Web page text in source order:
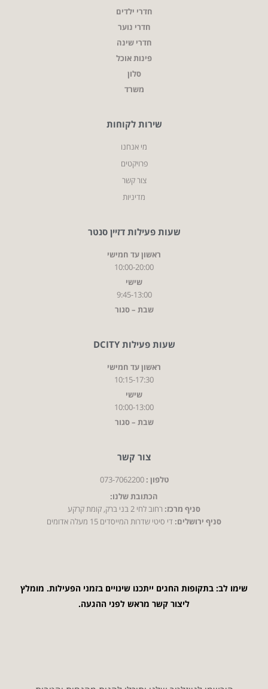
חדרי ילדים
חדרי נוער
חדרי שינה
פינות אוכל
סלון
משרד
שירות לקוחות
מי אנחנו
פרויקטים
צור קשר
מדיניות
שעות פעילות דזיין סנטר
ראשון עד חמישי
10:00-20:00
שישי
9:45-13:00
שבת – סגור
שעות פעילות DCITY
ראשון עד חמישי
10:15-17:30
שישי
10:00-13:00
שבת – סגור
צור קשר
טלפון : 073-7062200
הכתובת שלנו:
סניף מרכז:רחוב לחי 2 בני ברק, קומת קרקע
סניף ירושלים:די סיטי שדרות המייסדים 15 מעלה אדומים
שימו לב: בתקופות החגים ייתכנו שינויים בזמני הפעילות. מומלץ
ליצור קשר מראש לפני ההגעה.